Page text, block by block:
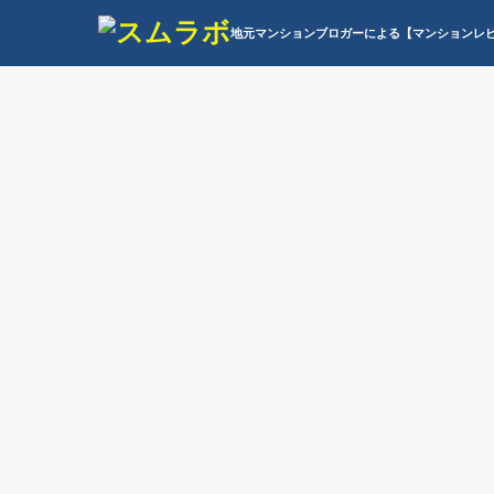
地元マンションブロガーによる【マンションレ